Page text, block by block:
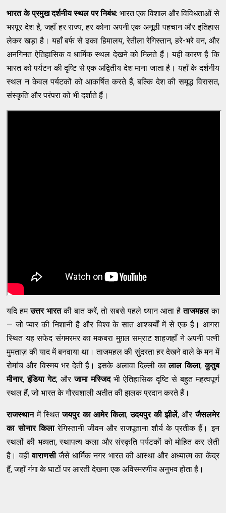
भारत के प्रमुख दर्शनीय स्थल पर निबंध: भारत एक विशाल और विविधताओं से
भरपूर देश है, जहाँ हर राज्य, हर कोना अपनी एक अनूठी पहचान और इतिहास
लेकर खड़ा है। यहाँ बर्फ से ढका हिमालय, रेतीला रेगिस्तान, हरे-भरे वन, और
अनगिनत ऐतिहासिक व धार्मिक स्थल देखने को मिलते हैं। यही कारण है कि
भारत को पर्यटन की दृष्टि से एक अद्वितीय देश माना जाता है। यहाँ के दर्शनीय
स्थल न केवल पर्यटकों को आकर्षित करते हैं, बल्कि देश की समृद्ध विरासत,
संस्कृति और परंपरा को भी दर्शाते हैं।
यदि हमउत्तर भारतकी बात करें, तो सबसे पहले ध्यान आता हैताजमहलका
— जो प्यार की निशानी है और विश्व के सात आश्चर्यों में से एक है। आगरा
स्थित यह सफेद संगमरमर का मकबरा मुग़ल सम्राट शाहजहाँ ने अपनी पत्नी
मुमताज़ की याद में बनवाया था। ताजमहल की सुंदरता हर देखने वाले के मन में
रोमांच और विस्मय भर देती है। इसके अलावा दिल्ली कालाल किला,कुतुब
मीनार,इंडिया गेट, औरजामा मस्जिदभी ऐतिहासिक दृष्टि से बहुत महत्वपूर्ण
स्थल हैं, जो भारत के गौरवशाली अतीत की झलक प्रदान करते हैं।
राजस्थानमें स्थितजयपुर का आमेर किला,उदयपुर की झीलें, औरजैसलमेर
का सोनार किलारेगिस्तानी जीवन और राजपूताना शौर्य के प्रतीक हैं। इन
स्थलों की भव्यता, स्थापत्य कला और संस्कृति पर्यटकों को मोहित कर लेती
है। वहींवाराणसीजैसे धार्मिक नगर भारत की आस्था और अध्यात्म का केंद्र
हैं, जहाँ गंगा के घाटों पर आरती देखना एक अविस्मरणीय अनुभव होता है।